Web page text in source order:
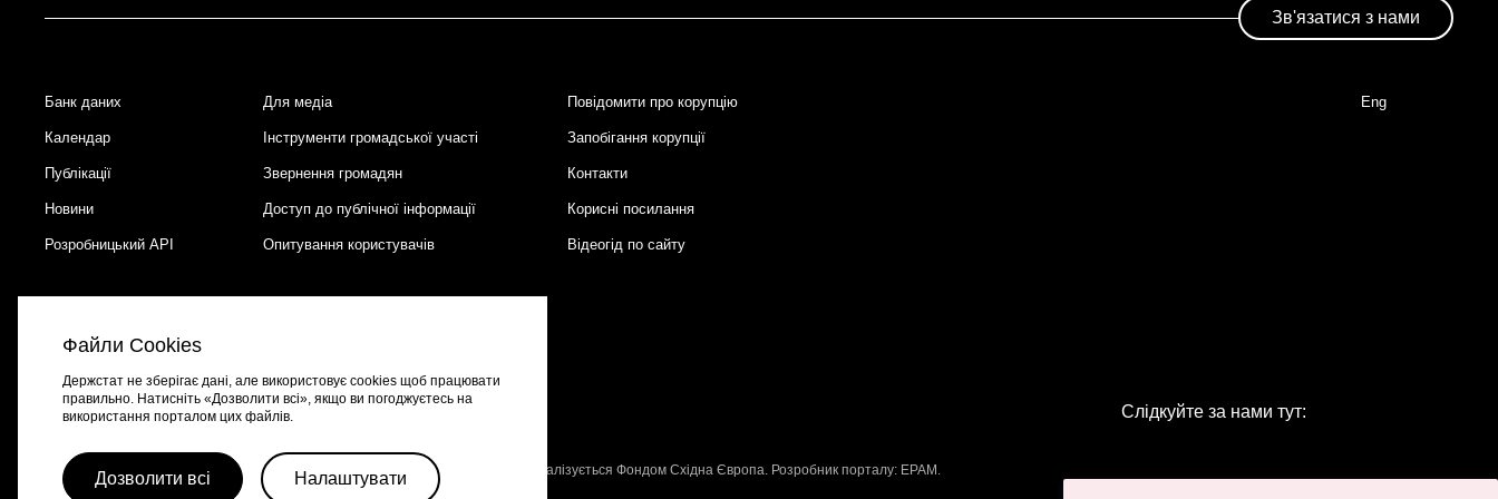
Зв'язатися з нами
Footer
Банк даних Для медіа Повідомити про корупцію
Календар Інструменти громадської участі Запобігання корупції
Публікації Звернення громадян Контакти
Новини Доступ до публічної інформації Корисні посилання
Розробницький API Опитування користувачів Відеогід по сайту
Eng
Портал створено за підтримки швейцарсько-української програми , що реалізується Фондом Східна Європа. Розробник порталу: EPAM .
Слідкуйте за нами тут:
Файли Cookies
Держстат не зберігає дані, але використовує cookies щоб працювати
правильно. Натисніть «Дозволити всі», якщо ви погоджуєтесь на
використання порталом цих файлів.
Дозволити всі Налаштувати